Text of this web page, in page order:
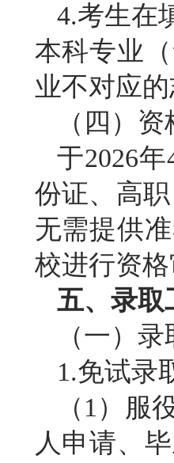
4.考生在
本科专业
业不对应
（四）
于2026
份证、高
无需提供
校进行资格
五、录取
（一）
1.免试录
（ 1）服
人申请、